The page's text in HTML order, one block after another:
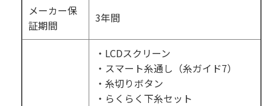
メーカー保
証期間
3年間
・LCDスクリーン
・スマート糸通し（糸ガイド7）
・糸切りボタン
・らくらく下糸セット